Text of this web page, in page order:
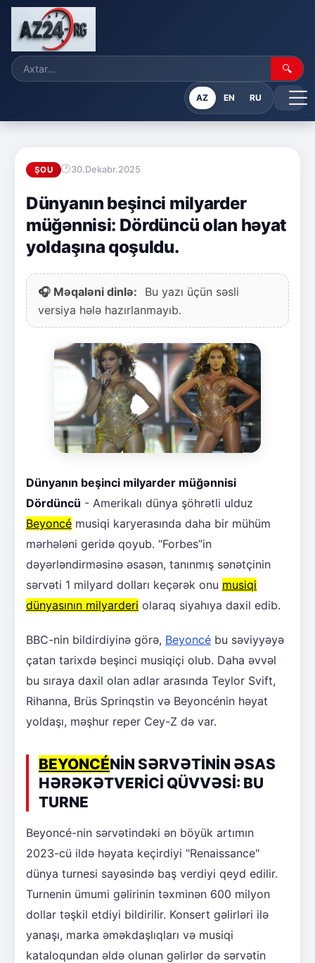
🔍
AZ EN RU
ŞOU 30.Dekabr.2025
Dünyanın beşinci milyarder
müğənnisi: Dördüncü olan həyat
yoldaşına qoşuldu.
🎧 Məqaləni dinlə:
Bu yazı üçün səsli
versiya hələ hazırlanmayıb.
Dünyanın beşinci milyarder müğənnisi
Dördüncü - Amerikalı dünya şöhrətli ulduz
Beyoncé musiqi karyerasında daha bir mühüm
mərhələni geridə qoyub. “Forbes”in
dəyərləndirməsinə əsasən, tanınmış sənətçinin
sərvəti 1 milyard dolları keçərək onu musiqi
dünyasının milyarderi olaraq siyahıya daxil edib.
BBC-nin bildirdiyinə görə, Beyoncé bu səviyyəyə
çatan tarixdə beşinci musiqiçi olub. Daha əvvəl
bu sıraya daxil olan adlar arasında Teylor Svift,
Rihanna, Brüs Sprinqstin və Beyoncénin həyat
yoldaşı, məşhur reper Cey-Z də var.
BEYONCÉNİN SƏRVƏTİNİN ƏSAS
HƏRƏKƏTVERİCİ QÜVVƏSİ: BU
TURNE
Beyoncé-nin sərvətindəki ən böyük artımın
2023-cü ildə həyata keçirdiyi "Renaissance"
dünya turnesi sayəsində baş verdiyi qeyd edilir.
Turnenin ümumi gəlirinin təxminən 600 milyon
dollar təşkil etdiyi bildirilir. Konsert gəlirləri ilə
yanaşı, marka əməkdaşlıqları və musiqi
kataloqundan əldə olunan gəlirlər də sərvətin